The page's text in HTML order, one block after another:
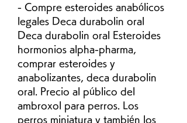
- Compre esteroides anabólicos
legales Deca durabolin oral
Deca durabolin oral Esteroides
hormonios alpha-pharma,
comprar esteroides y
anabolizantes, deca durabolin
oral. Precio al público del
ambroxol para perros. Los
perros miniatura y también los